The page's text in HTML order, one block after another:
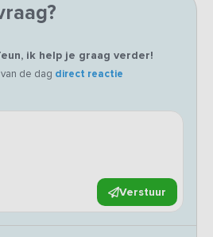
ik help je graag verder!
de dag direct reactie
Verstuur